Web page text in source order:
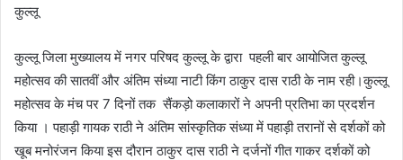
कुल्लू
कुल्लू जिला मुख्यालय में नगर परिषद कुल्लू के द्वारा पहली बार आयोजित कुल्लू
महोत्सव की सातवीं और अंतिम संध्या नाटी किंग ठाकुर दास राठी के नाम रही।कुल्लू
महोत्सव के मंच पर 7 दिनों तक सैंकड़ो कलाकारों ने अपनी प्रतिभा का प्रदर्शन
किया । पहाड़ी गायक राठी ने अंतिम सांस्कृतिक संध्या में पहाड़ी तरानों से दर्शकों को
खूब मनोरंजन किया इस दौरान ठाकुर दास राठी ने दर्जनों गीत गाकर दर्शकों को